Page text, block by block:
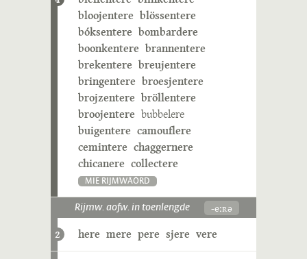
bloojentere blössentere
bóksentere bombardere
boonkentere brannentere
brekentere breujentere
bringentere broesjentere
brojzentere bröllentere
broojentere bubbelere
buigentere camouflere
cemintere chaggernere
chicanere collectere
MIE RIJMWÄÖRD
Rijmw. aofw. in toenlengde -eːʀə
2 here mere pere sjere vere